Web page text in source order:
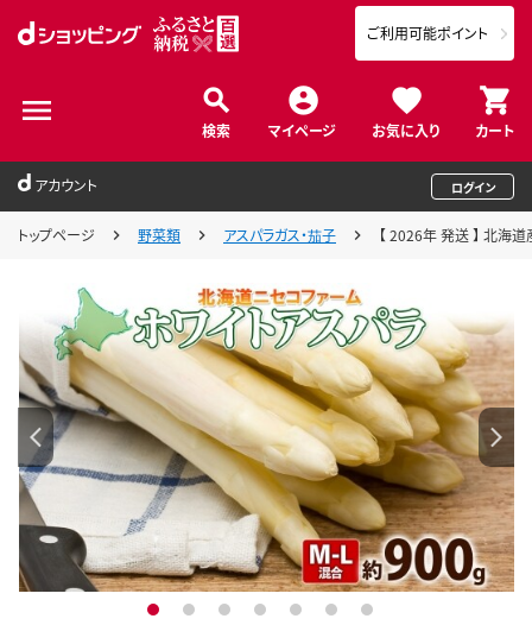
検索 マイページ お気に入り カート
ご利用可能ポイント
アカウント ログイン
トップページ 野菜類 アスパラガス・茄子 【 2026年 発送 】 北海
1 2 3 4 5 6 7